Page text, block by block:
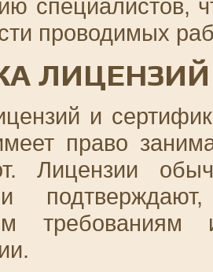
специалистов,
проводимых
и
право
Лицензии